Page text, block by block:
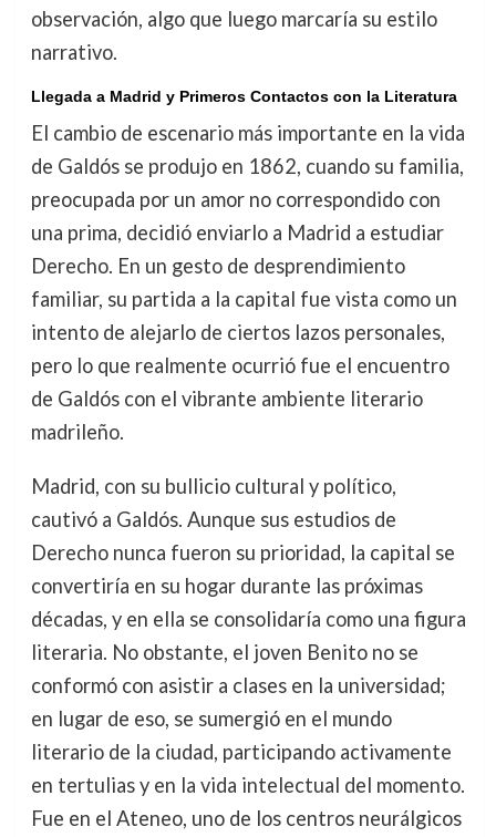
observación, algo que luego marcaría su estilo
narrativo.
Llegada a Madrid y Primeros Contactos con la Literatura
El cambio de escenario más importante en la vida
de Galdós se produjo en 1862, cuando su familia,
preocupada por un amor no correspondido con
una prima, decidió enviarlo a Madrid a estudiar
Derecho. En un gesto de desprendimiento
familiar, su partida a la capital fue vista como un
intento de alejarlo de ciertos lazos personales,
pero lo que realmente ocurrió fue el encuentro
de Galdós con el vibrante ambiente literario
madrileño.
Madrid, con su bullicio cultural y político,
cautivó a Galdós. Aunque sus estudios de
Derecho nunca fueron su prioridad, la capital se
convertiría en su hogar durante las próximas
décadas, y en ella se consolidaría como una figura
literaria. No obstante, el joven Benito no se
conformó con asistir a clases en la universidad;
en lugar de eso, se sumergió en el mundo
literario de la ciudad, participando activamente
en tertulias y en la vida intelectual del momento.
Fue en el Ateneo, uno de los centros neurálgicos